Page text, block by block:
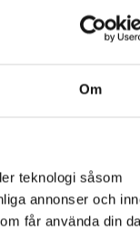
Om
teknologi såsom
annonser och
får använda din